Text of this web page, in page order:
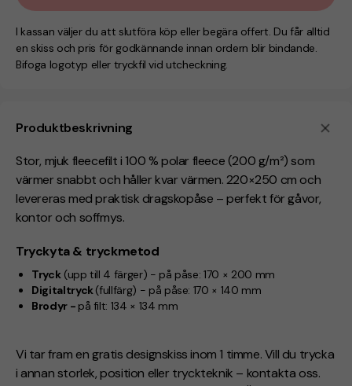
Produktbeskrivning
Stor, mjuk fleecefilt i 100 % polar fleece (200 g/m²) som
värmer snabbt och håller kvar värmen. 220×250 cm och
levereras med praktisk dragskopåse – perfekt för gåvor,
kontor och soffmys.
Tryckyta & tryckmetod
Tryck(upp till 4 färger) - på påse: 170 × 200 mm
Digitaltryck(fullfärg) - på påse: 170 × 140 mm
Brodyr - på filt: 134 × 134 mm
Vi tar fram en gratis designskiss inom 1 timme. Vill du trycka
i annan storlek, position eller tryckteknik – kontakta oss.
I kassan väljer du att slutföra köp eller begära offert. Du får alltid
en skiss och pris för godkännande innan ordern blir bindande.
Bifoga logotyp eller tryckfil vid utcheckning.